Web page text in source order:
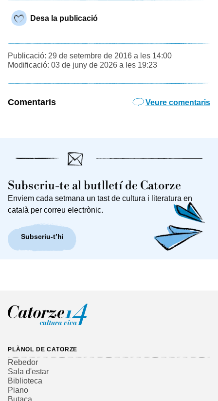
Desa la publicació
Publicació: 29 de setembre de 2016 a les 14:00
Modificació: 03 de juny de 2026 a les 19:23
Comentaris Veure comentaris
Subscriu-te al butlletí de Catorze
Enviem cada setmana un tast de cultura i literatura en
català per correu electrònic.
Subscriu-t’hi
PLÀNOL DE CATORZE
Rebedor
Sala d'estar
Biblioteca
Piano
Butaca